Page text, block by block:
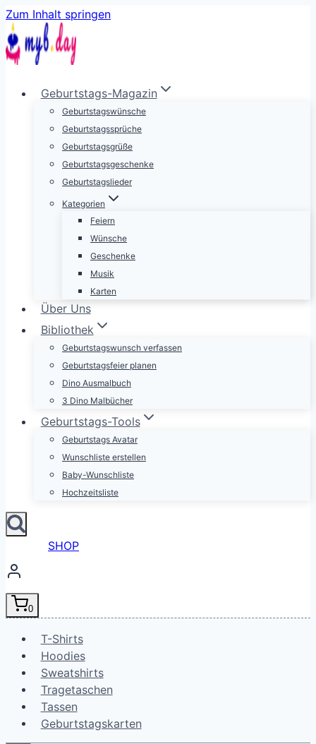
Zum Inhalt springen
Geburtstags-Magazin
Geburtstagswünsche
Geburtstagssprüche
Geburtstagsgrüße
Geburtstagsgeschenke
Geburtstagslieder
Kategorien
Feiern
Wünsche
Geschenke
Musik
Karten
Über Uns
Bibliothek
Geburtstagswunsch verfassen
Geburtstagsfeier planen
Dino Ausmalbuch
3 Dino Malbücher
Geburtstags-Tools
Geburtstags Avatar
Wunschliste erstellen
Baby-Wunschliste
Hochzeitsliste
SHOP
0
T-Shirts
Hoodies
Sweatshirts
Tragetaschen
Tassen
Geburtstagskarten